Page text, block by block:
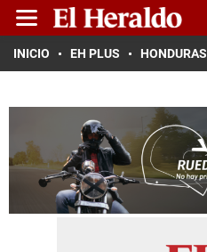
INICIO EH PLUS HONDURAS